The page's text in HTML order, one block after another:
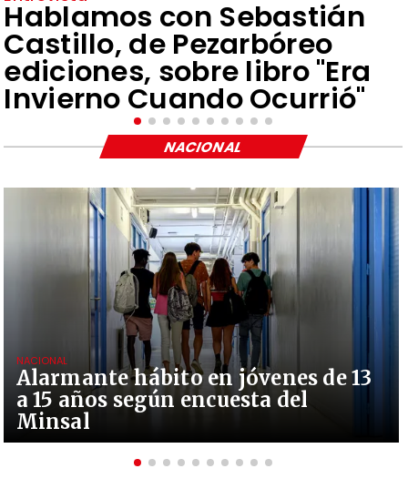
Hablamos con Sebastián
Castillo, de Pezarbóreo
ediciones, sobre libro "Era
Invierno Cuando Ocurrió"
Alarmante hábito en jóvenes de 13
a 15 años según encuesta del
Minsal
NACIONAL
NACIONAL